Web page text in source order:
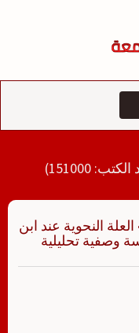
151000)
العلة النحوية عند ابن
وصفية تحليلية